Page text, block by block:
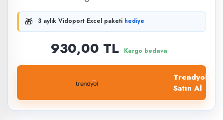
🎁 3 aylık Vidoport Excel paketi hediye
930,00 TL Kargo bedava
Trendyol'dan
Satın Al